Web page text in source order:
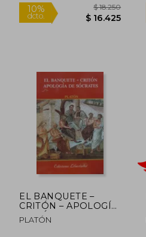
10%
dcto. $ 16.425
EL BANQUETE –
CRITÓN – APOLOGÍA
DE SÓCRATES
PLATÓN